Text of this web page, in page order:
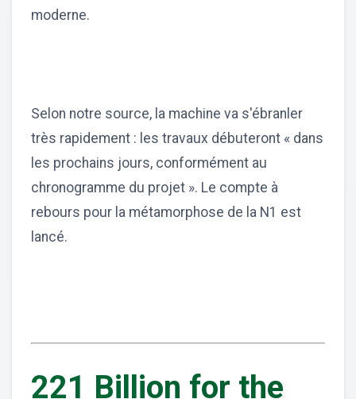
moderne.
Selon notre source, la machine va s'ébranler
très rapidement : les travaux débuteront « dans
les prochains jours, conformément au
chronogramme du projet ». Le compte à
rebours pour la métamorphose de la N1 est
lancé.
221 Billion for the